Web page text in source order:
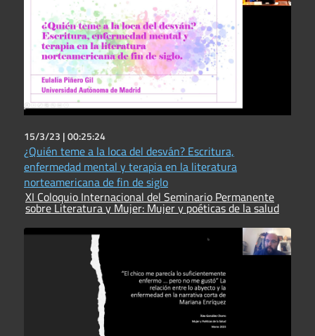
15/3/23 |00:25:24
¿Quién teme a la loca del desván? Escritura,
enfermedad mental y terapia en la literatura
norteamericana de fin de siglo
XI Coloquio Internacional del Seminario Permanente
sobre Literatura y Mujer: Mujer y poéticas de la salud